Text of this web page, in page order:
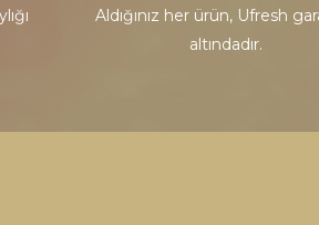
Aldığınız her ürün, Ufresh
altındadır.